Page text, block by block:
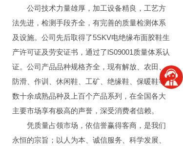
公司技术力量雄厚，加工设备精良，工艺方
法先进，检测手段齐全，有完善的质量检测体系
及设施。公司先后取得了5SKV电绝缘布面胶鞋生
产许可证及劳安证书，通过了lS09001质量体系认
证。公司产品品种规格齐全，现有解放、农田、
防滑、作训、休闲鞋、工矿、绝缘鞋、保暖鞋等
数十余成熟品种及上百个产品系列，在全国各大
主要市场享有极高的声誉，深受消费者信赖。
凭质量占领市场，依信誉赢得客商，是我们
永恒的宗旨；以人为本、诚信服务、科学发展、